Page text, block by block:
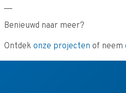
Benieuwd naar meer?
Ontdek onze projecten of neem